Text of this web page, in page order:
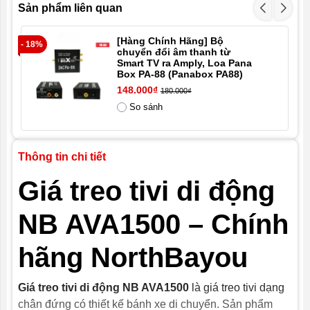
Chất liệu Sắt SPCC sơn tĩnh điện, Ốp nhựa
Trọng
lượng
Sản phẩm liên quan
- 18%
[Hàng Chính Hãng] Bộ
chuyển đổi âm thanh từ
Smart TV ra Amply, Loa Pana
Box PA-88 (Panabox PA88)
148.000₫ 180.000₫
So sánh
Thông tin chi tiết
Giá treo tivi di động
NB AVA1500 – Chính
hãng NorthBayou
Giá treo tivi di động NB AVA1500 là giá treo tivi dạng
chân đứng có thiết kế bánh xe di chuyển. Sản phẩm